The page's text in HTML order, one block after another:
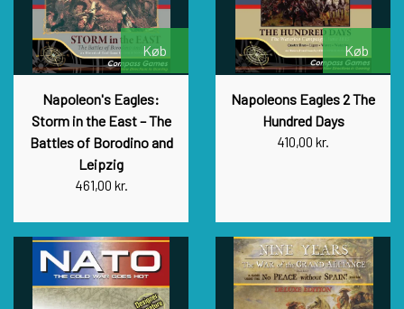
Køb
Napoleon's Eagles:
Storm in the East – The
Battles of Borodino and
Leipzig
461,00 kr.
Køb
Napoleons Eagles 2 The
Hundred Days
410,00 kr.